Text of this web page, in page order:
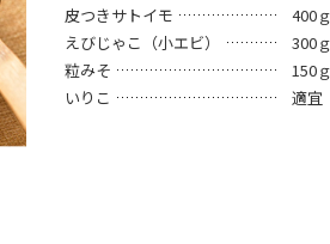
皮つきサトイモ
400ｇ
えびじゃこ（小エビ）
300ｇ
粒みそ
150
いりこ
適宜